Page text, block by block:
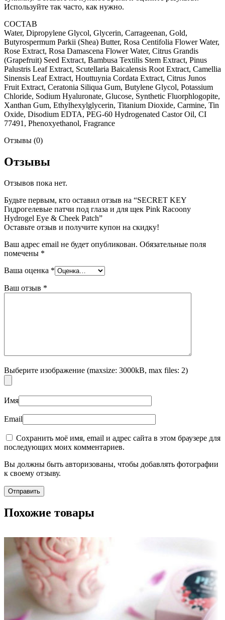
Используйте так часто, как нужно.
СОСТАВ
Water, Dipropylene Glycol, Glycerin, Carrageenan, Gold,
Butyrospermum Parkii (Shea) Butter, Rosa Centifolia Flower Water,
Rose Extract, Rosa Damascena Flower Water, Citrus Grandis
(Grapefruit) Seed Extract, Bambusa Textilis Stem Extract, Pinus
Palustris Leaf Extract, Scutellaria Baicalensis Root Extract, Camellia
Sinensis Leaf Extract, Houttuynia Cordata Extract, Citrus Junos
Fruit Extract, Ceratonia Siliqua Gum, Butylene Glycol, Potassium
Chloride, Sodium Hyaluronate, Glucose, Synthetic Fluorphlogopite,
Xanthan Gum, Ethylhexylglycerin, Titanium Dioxide, Carmine, Tin
Oxide, Disodium EDTA, PEG-60 Hydrogenated Castor Oil, CI
77491, Phenoxyethanol, Fragrance
Отзывы (0)
Отзывы
Отзывов пока нет.
Будьте первым, кто оставил отзыв на “SECRET KEY
Гидрогелевые патчи под глаза и для щек Pink Racoony
Hydrogel Eye & Cheek Patch”
Оставьте отзыв и получите купон на скидку!
Ваш адрес email не будет опубликован. Обязательные поля
помечены *
Ваша оценка *
Ваш отзыв *
Выберите изображение (maxsize: 3000kB, max files: 2)
Имя
Email
Сохранить моё имя, email и адрес сайта в этом браузере для
последующих моих комментариев.
Вы должны быть авторизованы, чтобы добавлять фотографии
к своему отзыву.
Похожие товары